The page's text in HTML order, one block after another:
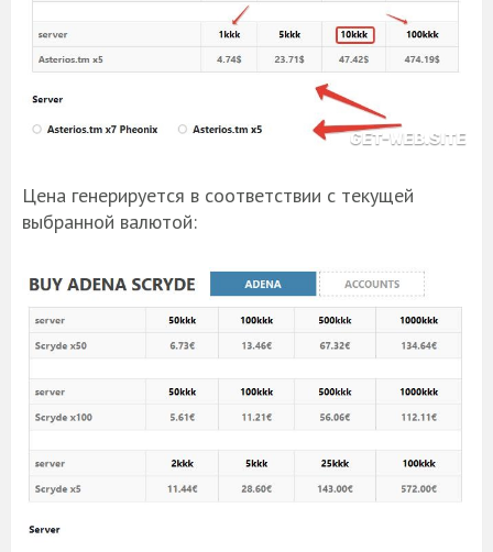
Цена генерируется в соответствии с текущей
выбранной валютой: